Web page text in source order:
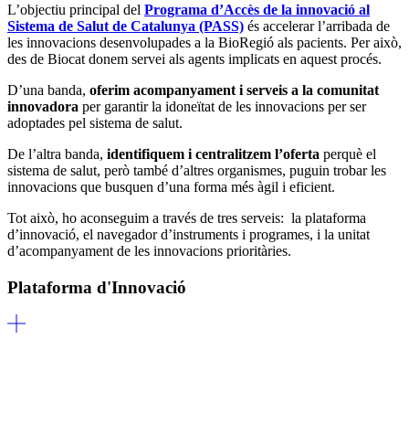
L’objectiu principal del Programa d’Accès de la innovació al
Sistema de Salut de Catalunya (PASS) és accelerar l’arribada de
les innovacions desenvolupades a la BioRegió als pacients. Per això,
des de Biocat donem servei als agents implicats en aquest procés.
D’una banda, oferim acompanyament i serveis a la comunitat
innovadora per garantir la idoneïtat de les innovacions per ser
adoptades pel sistema de salut.
De l’altra banda, identifiquem i centralitzem l’oferta perquè el
sistema de salut, però també d’altres organismes, puguin trobar les
innovacions que busquen d’una forma més àgil i eficient.
Tot això, ho aconseguim a través de tres serveis: la plataforma
d’innovació, el navegador d’instruments i programes, i la unitat
d’acompanyament de les innovacions prioritàries.
Plataforma d'Innovació